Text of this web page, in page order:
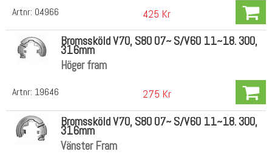
Artnr: 04966 425 Kr
Artnr: 19646
Bromssköld V70, S80 07~ S/V60 11~18. 300,
316mm
Höger fram
275 Kr
Bromssköld V70, S80 07~ S/V60 11~18. 300,
316mm
Vänster Fram